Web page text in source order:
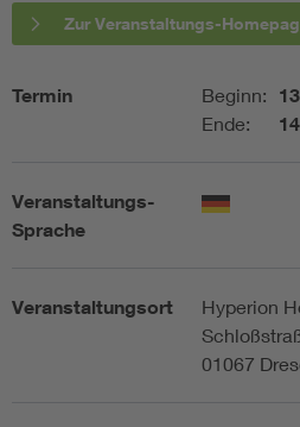
Energy efficiency
Energy storage
Zur Veranstaltungs-
Termin Beginn:
Ende:
Veranstaltungs-
Sprache
Veranstaltungsort
Hyperion
01067